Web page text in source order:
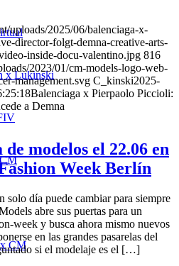
x Lukinski
CM
uploads/2025/06/balenciaga-x-
director-folgt-demna-creative-arts-
inside-docu-valentino.jpg 816
2023/01/cm-models-logo-web-
management.svg C_kinski2025-
Balenciaga x Pierpaolo Piccioli:
a Demna
modelos el 22.06 en
Week Berlín
día puede cambiar para siempre
abre sus puertas para un
week y busca ahora mismo nuevos
en las grandes pasarelas del
si el modelaje es el […]